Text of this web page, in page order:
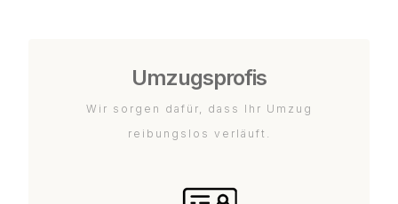
Umzugsprofis
Wir sorgen dafür, dass Ihr Umzug
reibungslos verläuft.